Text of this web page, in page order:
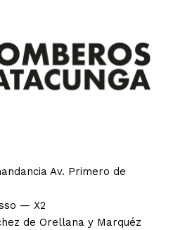
Av. Primero de
— X2
de Orellana y Marquéz